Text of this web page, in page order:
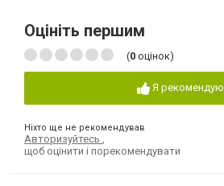
Оцініть першим
(0 оцінок)
Я рекомендую
Ніхто ще не рекомендував
Авторизуйтесь
щоб оцінити і порекомендувати